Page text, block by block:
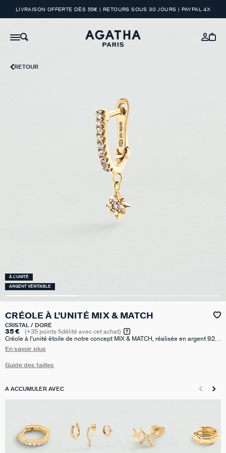
LIVRAISON OFFERTE DÈS 55€ | RETOURS SOUS 30 JOURS | PAYPAL 4X
RETOUR
À L'UNITÉ
ARGENT VÉRITABLE
CRÉOLE À L'UNITÉ MIX & MATCH
CRISTAL / DORÉ
35 € (+35 points fidélité avec cet achat)
Créole à l'unité étoile de notre concept MIX & MATCH, réalisée en argent 925
doré à l'or 750/1000e - 18 carats avec une étoile pavée d'oxydes de
En savoir plus
Guide des tailles
A ACCUMULER AVEC